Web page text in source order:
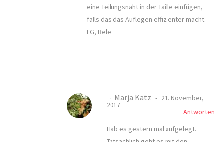
eine Teilungsnaht in der Taille einfügen,
falls das das Auflegen effizienter macht.
LG, Bele
Marja Katz 21. November,
2017
Antworten
Hab es gestern mal aufgelegt.